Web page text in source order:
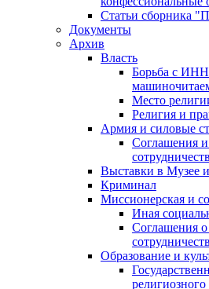
Статьи сборника
Документы
Архив
Власть
Борьба с
Место
Религия и
Армия и силовые
Соглашения и
Выставки в Музее
Криминал
Миссионерская и
Иная
Соглашения
Образование и